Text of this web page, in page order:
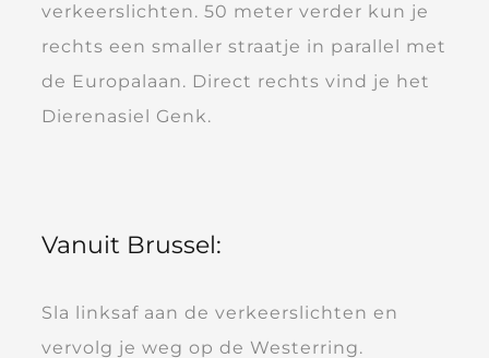
verkeerslichten. 50 meter verder kun je
rechts een smaller straatje in parallel met
de Europalaan. Direct rechts vind je het
Dierenasiel Genk.
Vanuit Brussel:
Sla linksaf aan de verkeerslichten en
vervolg je weg op de Westerring.